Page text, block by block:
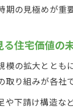
期の見極めが重
住宅価値の
模の拡大ととも
取り組みが各社
や下請け構造な